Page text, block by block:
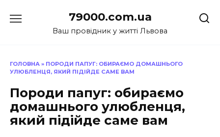
до
79000.com.ua
Ваш провідник у житті Львова
ГОЛОВНА » ПОРОДИ ПАПУГ: ОБИРАЄМО ДОМАШНЬОГО
УЛЮБЛЕНЦЯ, ЯКИЙ ПІДІЙДЕ САМЕ ВАМ
Породи папуг: обираємо
домашнього улюбленця,
який підійде саме вам